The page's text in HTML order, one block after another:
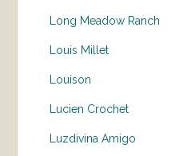
Long Meadow Ranch
Louis Millet
Louison
Lucien Crochet
Luzdivina Amigo